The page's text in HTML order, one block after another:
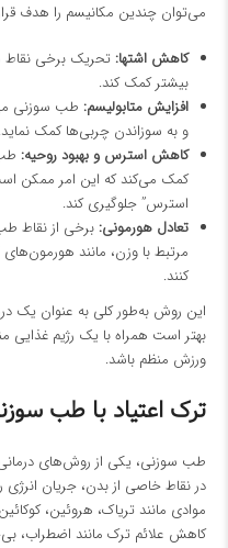
می‌توان چندین مکانیسم را هدف
کاهش اشتها: تحریک برخی
بیشتر کمک کند.
افزایش متابولیسم: طب سوزنی
و به سوزاندن چربی‌ها کمک نماید.
کاهش استرس و بهبود روحیه:
کمک می‌کند که این امر ممکن
استرس” جلوگیری کند.
تعادل هورمونی: برخی از نقاط
مرتبط با وزن، مانند
کنند.
این روش به‌طور کلی به عنوان یک
بهتر است همراه با یک رژیم غذایی
ورزش منظم باشد.
ترک اعتیاد با طب
طب سوزنی، یکی از روش‌های
در نقاط خاصی از بدن، جریان انرژی
موادی مانند تریاک، هروئین،
کاهش علائم ترک مانند اضطراب،